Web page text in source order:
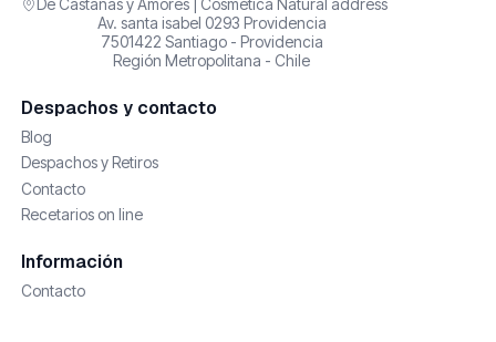
Av. santa isabel 0293 Providencia
7501422 Santiago - Providencia
Región Metropolitana - Chile
Despachos y contacto
Blog
Despachos y Retiros
Contacto
Recetarios on line
Información
Contacto